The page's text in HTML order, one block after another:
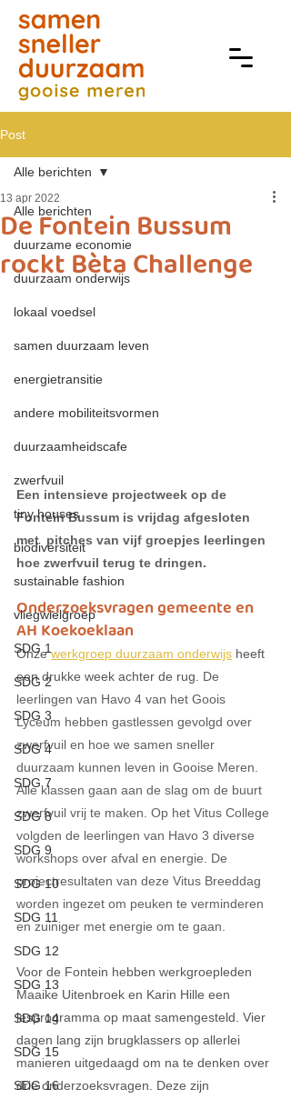
Post
Alle berichten
duurzame economie
duurzaam onderwijs
lokaal voedsel
samen duurzaam leven
energietransitie
andere mobiliteitsvormen
duurzaamheidscafe
zwerfvuil
tiny houses
biodiversiteit
sustainable fashion
vliegwielgroep
SDG 1
SDG 2
SDG 3
SDG 4
SDG 7
SDG 8
SDG 9
SDG 10
SDG 11
SDG 12
SDG 13
SDG 14
SDG 15
SDG 16
Alle berichten
De Fontein Bussum
rockt Bèta Challenge
13 apr 2022
Een intensieve projectweek op de
Fontein Bussum is vrijdag afgesloten
met  pitches van vijf groepjes leerlingen
hoe zwerfvuil terug te dringen.
Onderzoeksvragen gemeente en
AH Koekoeklaan
Onze werkgroep duurzaam onderwijs heeft
een drukke week achter de rug. De
leerlingen van Havo 4 van het Goois
Lyceum hebben gastlessen gevolgd over
zwerfvuil en hoe we samen sneller
duurzaam kunnen leven in Gooise Meren.
Alle klassen gaan aan de slag om de buurt
zwerfvuil vrij te maken. Op het Vitus College
volgden de leerlingen van Havo 3 diverse
workshops over afval en energie. De
projectresultaten van deze Vitus Breeddag
worden ingezet om peuken te verminderen
en zuiniger met energie om te gaan.
Voor de Fontein hebben werkgroepleden
Maaike Uitenbroek en Karin Hille een
lesprogramma op maat samengesteld. Vier
dagen lang zijn brugklassers op allerlei
manieren uitgedaagd om na te denken over
drie onderzoeksvragen. Deze zijn